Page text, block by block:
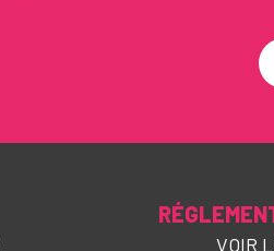
VOIR